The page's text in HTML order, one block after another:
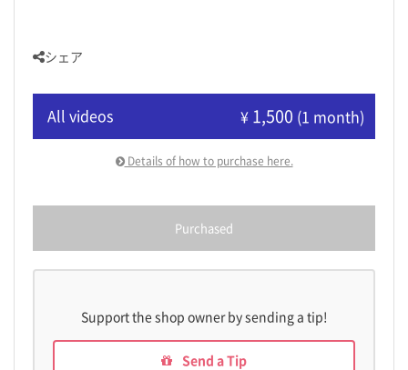
シェア
All videos ¥ 1,500 (1 month)
Details of how to purchase here.
Purchased
Support the shop owner by sending a tip!
Send a Tip